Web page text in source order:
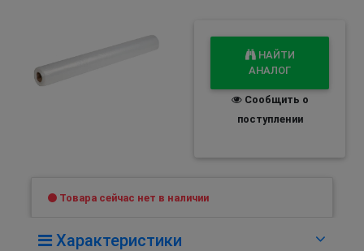
НАЙТИ
АНАЛОГ
Сообщить о
поступлении
Товара сейчас нет в наличии
Характеристики